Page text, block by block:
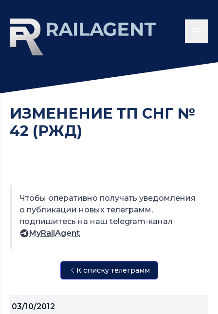
ИЗМЕНЕНИЕ ТП СНГ №
42 (РЖД)
Чтобы оперативно получать уведомления
о публикации новых телеграмм,
подпишитесь на наш telegram-канал
MyRailAgent
К списку телеграмм
03/10/2012